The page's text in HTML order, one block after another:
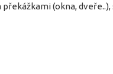
(okna,